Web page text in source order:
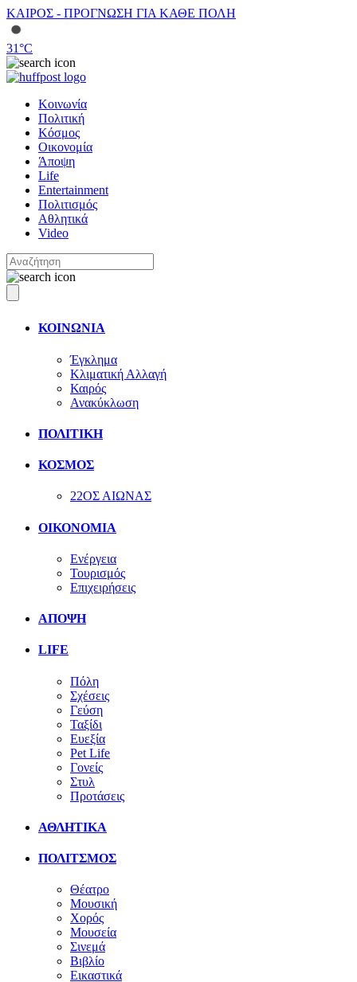
ΚΑΙΡΟΣ - ΠΡΟΓΝΩΣΗ ΓΙΑ ΚΑΘΕ ΠΟΛΗ
31°C
Κοινωνία
Πολιτική
Κόσμος
Οικονομία
Άποψη
Life
Entertainment
Πολιτισμός
Αθλητικά
Video
ΚΟΙΝΩΝΙΑ
Έγκλημα
Κλιματική Αλλαγή
Καιρός
Ανακύκλωση
ΠΟΛΙΤΙΚΗ
ΚΟΣΜΟΣ
22ΟΣ ΑΙΩΝΑΣ
ΟΙΚΟΝΟΜΙΑ
Ενέργεια
Τουρισμός
Επιχειρήσεις
ΑΠΟΨΗ
LIFE
Πόλη
Σχέσεις
Γεύση
Ταξίδι
Ευεξία
Pet Life
Γονείς
Στυλ
Προτάσεις
ΑΘΛΗΤΙΚΑ
ΠΟΛΙΤΣΜΟΣ
Θέατρο
Μουσική
Χορός
Μουσεία
Σινεμά
Βιβλίο
Εικαστικά